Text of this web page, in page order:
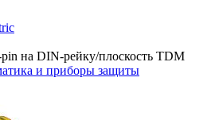
на DIN-рейку/плоскость TDM
и приборы защиты